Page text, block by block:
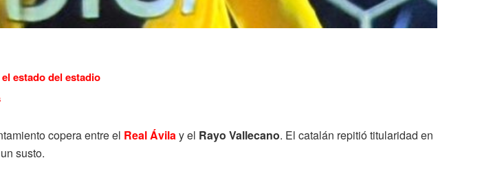
estado del estadio
copera entre el Real Ávilay el Rayo Vallecano. El catalán repitió titularidad en
susto.